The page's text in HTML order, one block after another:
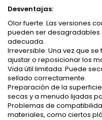
Desventajas:
Olor fuerte: Las versiones
pueden ser desagradables
adecuada.
Irreversible: Una vez que
ajustar o reposicionar los
Vida útil limitada: Puede
sellado correctamente.
Preparación de la
secas y a menudo lijadas
Problemas de
materiales, como ciertos